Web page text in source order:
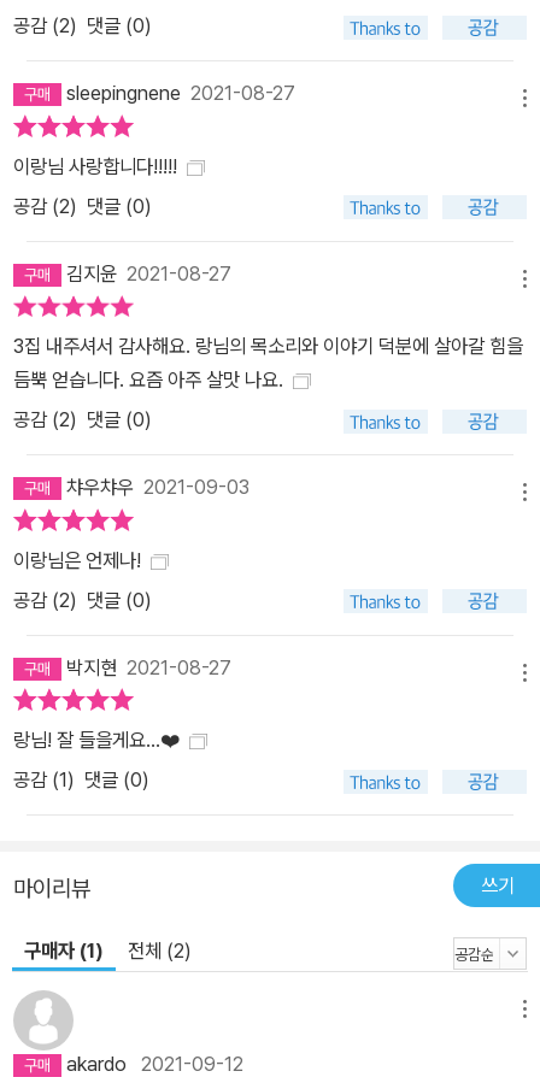
공감 (2) 댓글 (0)
sleepingnene 2021-08-27
이랑님 사랑합니다!!!!!
공감 (2) 댓글 (0)
김지윤 2021-08-27
3집 내주셔서 감사해요. 랑님의 목소리와 이야기 덕분에 살아갈 힘을
듬뿍 얻습니다. 요즘 아주 살맛 나요.
공감 (2) 댓글 (0)
챠우챠우 2021-09-03
이랑님은 언제나!
공감 (2) 댓글 (0)
박지현 2021-08-27
랑님! 잘 들을게요...❤️
공감 (1) 댓글 (0)
마이리뷰 쓰기
구매자 (1) 전체 (2)
akardo 2021-09-12